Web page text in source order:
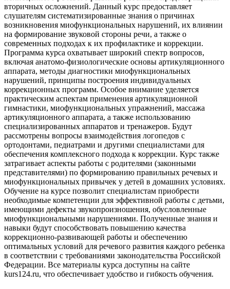
вторичных осложнений. Данный курс предоставляет
слушателям систематизированные знания о причинах
возникновения миофункциональных нарушений, их влиянии
на формирование звуковой стороны речи, а также о
современных подходах к их профилактике и коррекции.
Программа курса охватывает широкий спектр вопросов,
включая анатомо-физиологические основы артикуляционного
аппарата, методы диагностики миофункциональных
нарушений, принципы построения индивидуальных
коррекционных программ. Особое внимание уделяется
практическим аспектам применения артикуляционной
гимнастики, миофункциональных упражнений, массажа
артикуляционного аппарата, а также использованию
специализированных аппаратов и тренажеров. Будут
рассмотрены вопросы взаимодействия логопедов с
ортодонтами, педиатрами и другими специалистами для
обеспечения комплексного подхода к коррекции. Курс также
затрагивает аспекты работы с родителями (законными
представителями) по формированию правильных речевых и
миофункциональных привычек у детей в домашних условиях.
Обучение на курсе позволит специалистам приобрести
необходимые компетенции для эффективной работы с детьми,
имеющими дефекты звукопроизношения, обусловленные
миофункциональными нарушениями. Полученные знания и
навыки будут способствовать повышению качества
коррекционно-развивающей работы и обеспечению
оптимальных условий для речевого развития каждого ребенка
в соответствии с требованиями законодательства Российской
Федерации. Все материалы курса доступны на сайте
kurs124.ru, что обеспечивает удобство и гибкость обучения.